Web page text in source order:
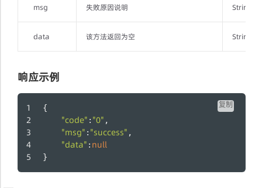
msg 失败原因说明 String
data 该方法返回为空 String
响应示例
复制
{
"code" : "0" ,
"msg" : "success" ,
"data" : null
}